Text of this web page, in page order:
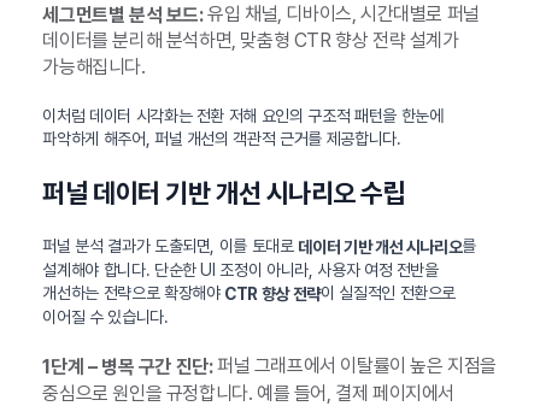
세그먼트별 분석 보드:유입 채널, 디바이스, 시간대별로 퍼널
데이터를 분리해 분석하면, 맞춤형 CTR 향상 전략 설계가
가능해집니다.
이처럼 데이터 시각화는 전환 저해 요인의 구조적 패턴을 한눈에
파악하게 해주어, 퍼널 개선의 객관적 근거를 제공합니다.
퍼널 데이터 기반 개선 시나리오 수립
퍼널 분석 결과가 도출되면, 이를 토대로 데이터 기반 개선 시나리오를
설계해야 합니다. 단순한 UI 조정이 아니라, 사용자 여정 전반을
개선하는 전략으로 확장해야 CTR 향상 전략이 실질적인 전환으로
이어질 수 있습니다.
1단계 – 병목 구간 진단:퍼널 그래프에서 이탈률이 높은 지점을
중심으로 원인을 규정합니다. 예를 들어, 결제 페이지에서